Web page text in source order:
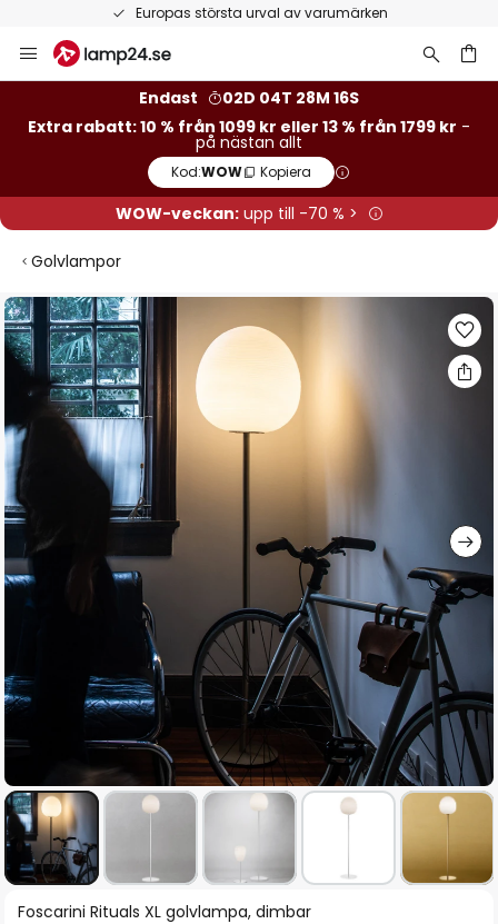
Europas största urval av varumärken
Hoppa
till
Endast
02D 04T 28M 16S
Extra rabatt: 10 % från 1099 kr eller 13 % från 1799 kr -
på nästan allt
Kod:WOW Kopiera
WOW-veckan:upp till -70 % >
Golvlampor
Hoppa
till
slutet
bildgalleriet
Hoppa
Foscarini Rituals XL golvlampa, dimbar